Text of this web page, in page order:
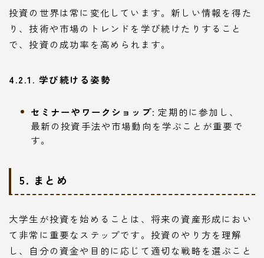
投資の世界は常に変化しています。新しい情報を得た
り、技術や市場のトレンドを学び続けたりすること
で、投資の成功率を高められます。
4.2.1. 学び続ける姿勢
セミナーやワークショップ: 定期的に参加し、
最新の投資手法や市場動向を学ぶことが重要で
す。
5. まとめ
大学生が投資を始めることは、将来の資産形成におい
て非常に重要なステップです。投資のやり方を理解
し、自分の資金や目的に応じて適切な戦略を選ぶこと